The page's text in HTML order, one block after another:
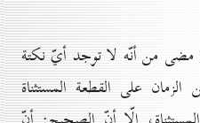
مضى من أنّه لا توجد أيّ نكتة
على القطعة المستثناة